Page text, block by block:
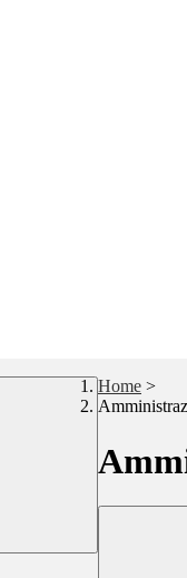
Home >